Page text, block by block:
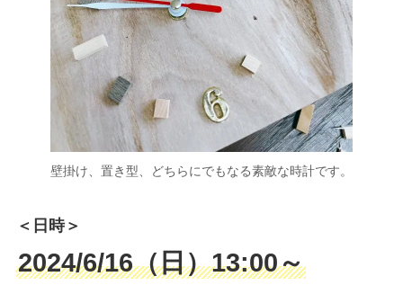
壁掛け、置き型、どちらにでもなる素敵な時計です。
＜日時＞
2024/6/16（日）13:00～